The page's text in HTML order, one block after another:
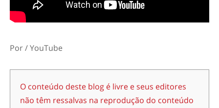
Por / YouTube
O conteúdo deste blog é livre e seus editores
não têm ressalvas na reprodução do conteúdo